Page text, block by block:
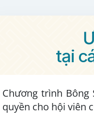
tại
Chương trình Bông
quyền cho hội viên